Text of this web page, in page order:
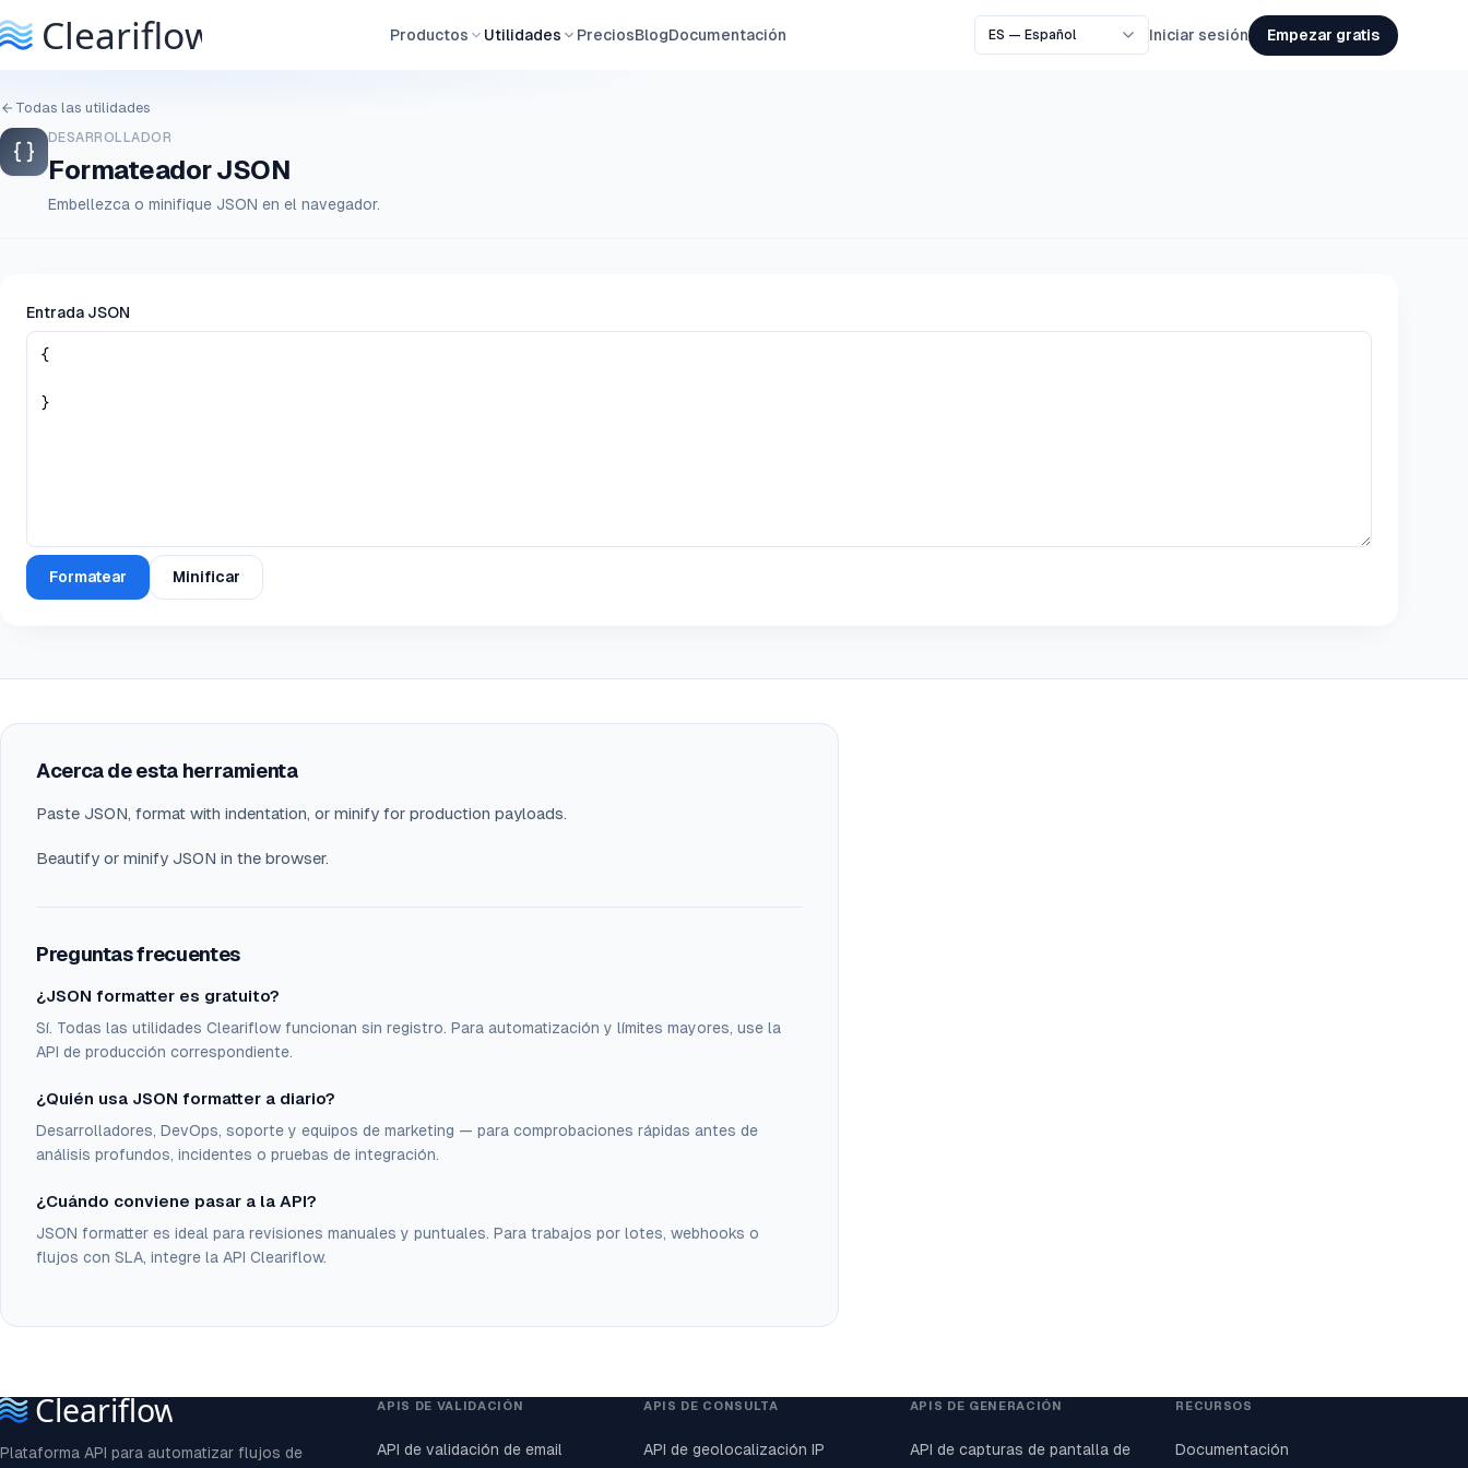
Productos Utilidades PreciosBlogDocumentación Iniciar sesión Empezar gratis
Todas las utilidades
DESARROLLADOR
Formateador JSON
Embellezca o minifique JSON en el navegador.
Entrada JSON
Formatear Minificar
Acerca de esta herramienta
Paste JSON, format with indentation, or minify for production payloads.
Beautify or minify JSON in the browser.
Preguntas frecuentes
¿JSON formatter es gratuito?
Sí. Todas las utilidades Cleariflow funcionan sin registro. Para automatización y límites mayores, use la
API de producción correspondiente.
¿Quién usa JSON formatter a diario?
Desarrolladores, DevOps, soporte y equipos de marketing — para comprobaciones rápidas antes de
análisis profundos, incidentes o pruebas de integración.
¿Cuándo conviene pasar a la API?
JSON formatter es ideal para revisiones manuales y puntuales. Para trabajos por lotes, webhooks o
flujos con SLA, integre la API Cleariflow.
Plataforma API para automatizar flujos de
APIS DE VALIDACIÓN
API de validación de email
APIS DE CONSULTA
API de geolocalización IP
APIS DE GENERACIÓN
API de capturas de pantalla de
RECURSOS
Documentación